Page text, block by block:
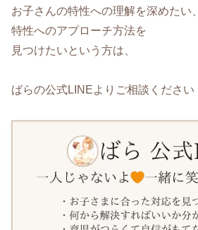
お子さんの特性への理解を深めたい、
特性へのアプローチ方法を
見つけたいという方は、
ばらの公式LINEよりご相談ください